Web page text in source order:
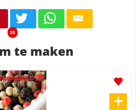
25
te maken